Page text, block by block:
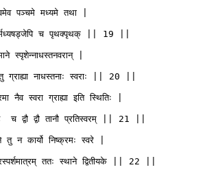
पञ्चमे मध्यमे तथा |
च पृथक्पृथक् || 19 ||
स्पृशेन्नाधस्तनवरान् |
नाधस्तनाः स्वराः || 20 ||
स्वरा ग्राह्या इति स्थितिः |
द्वौ द्वौ तानौ प्रतिस्वरम् || 21 ||
न कार्यो निष्क्रमः स्वरे |
ततः स्थाने द्वितीयके || 22 ||